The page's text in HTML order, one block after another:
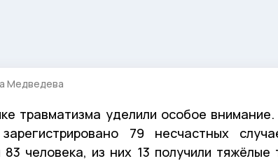
Медведева
травматизма уделили особое
79 несчастных
83 человека, из них 13 получили